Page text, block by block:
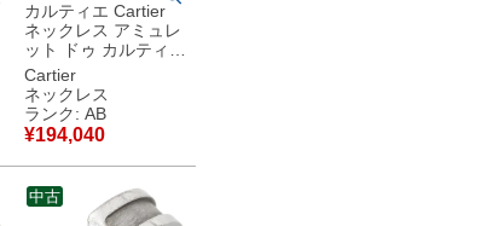
カルティエ Cartier
ネックレス アミュレ
ット ドゥ カルティエ
XS ホワイト×イエロ
ーゴールド 白 1Pダ
イヤ 750 シェル ラウ
ンド 【中古】中古品
Cartier
ネックレス
ランク: AB
¥194,040
中古